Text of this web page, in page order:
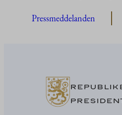
Pressmeddelanden